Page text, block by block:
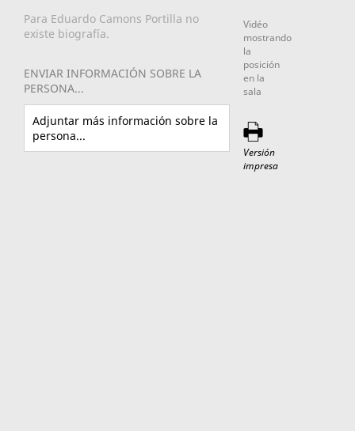
Para Eduardo Camons Portilla no
existe biografía.
ENVIAR INFORMACIÓN SOBRE LA
PERSONA...
Adjuntar más información sobre la
persona...
Vidéo
mostrando
la
posición
en la
sala
Versión
impresa